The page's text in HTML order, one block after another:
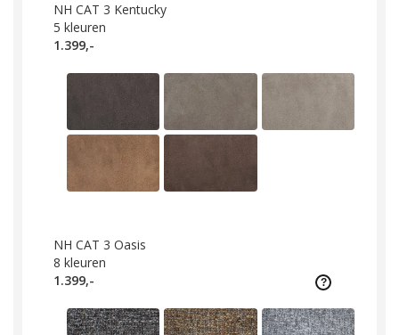
NH CAT 3 Kentucky
5 kleuren
1.399,-
NH CAT 3 Oasis
8 kleuren
1.399,-